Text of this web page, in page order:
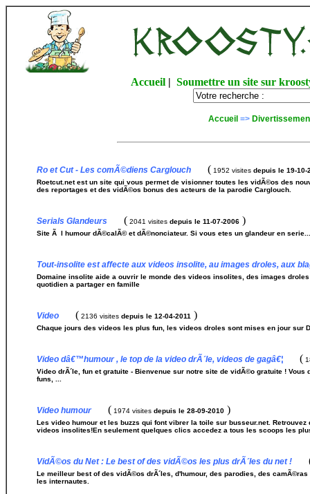
Accueil |Soumettre un site sur
Accueil =>
Ro et Cut - Les comÃ©diens Carglouch ( 1952 visites depuis le 19-10-
Roetcut.net est un site qui vous permet de visionner toutes les vidÃ©os des
des reportages et des vidÃ©os bonus des acteurs de la parodie Carglouch.
Serials Glandeurs ( 2041 visites depuis le 11-07-2006 )
Site Ã l humour dÃ©calÃ© et dÃ©nonciateur. Si vous etes un glandeur en
Tout-insolite est affecte aux videos insolite, au images droles, aux
Domaine insolite aide a ouvrir le monde des videos insolites, des images
quotidien a partager en famille
Video ( 2136 visites depuis le 12-04-2011 )
Chaque jours des videos les plus fun, les videos droles sont mises en jour sur
Video dâ€™humour , le top de la video drÃ´le, videos de gagâ€¦ (
Video drÃ´le, fun et gratuite - Bienvenue sur notre site de vidÃ©o gratuite !
funs, ...
Video humour( 1974 visites depuis le 28-09-2010 )
Les video humour et les buzzs qui font vibrer la toile sur busseur.net.
videos insolites!En seulement quelques clics accedez a tous les scoops les
VidÃ©os du Net : Le best of des vidÃ©os les plus drÃ´les du net !
Le meilleur best of des vidÃ©os drÃ´les, d'humour, des parodies, des
les internautes.